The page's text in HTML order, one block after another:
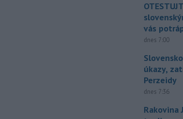
vás
dnes 7:00
úkazy,
Perzeidy
dnes 7:36
Rakovina